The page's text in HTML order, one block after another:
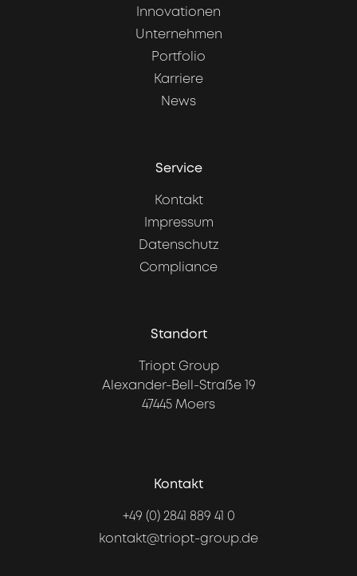
Innovationen
Unternehmen
Portfolio
Karriere
News
Service
Kontakt
Impressum
Datenschutz
Compliance
Standort
Triopt Group
Alexander-Bell-Straße 19
47445 Moers
Kontakt
+49 (0) 2841 889 41 0
kontakt@triopt-group.de